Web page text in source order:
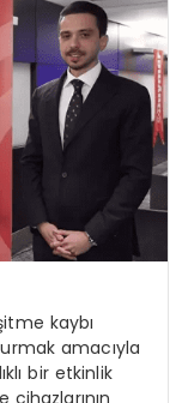
kaybı
amacıyla
bir etkinlik